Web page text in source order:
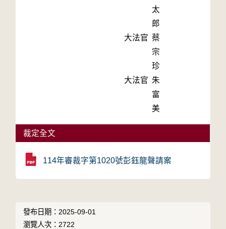
太
郎
大法官 蔡
宗
珍
大法官 朱
富
美
裁定全文
114年審裁字第1020號彭鈺龍聲請案
發布日期：2025-09-01
瀏覽人次：2722